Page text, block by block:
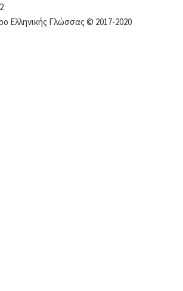
Ελληνικής Γλώσσας © 2017-2020